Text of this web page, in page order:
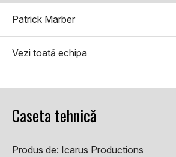
Patrick Marber
Vezi toată echipa
Caseta tehnică
Produs de: Icarus Productions